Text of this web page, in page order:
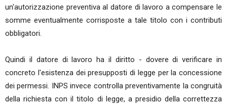
un'autorizzazione preventiva al datore di lavoro a compensare le
somme eventualmente corrisposte a tale titolo con i contributi
obbligatori.
Quindi il datore di lavoro ha il diritto - dovere di verificare in
concreto l'esistenza dei presupposti di legge per la concessione
dei permessi. INPS invece controlla preventivamente la congruità
della richiesta con il titolo di legge, a presidio della correttezza